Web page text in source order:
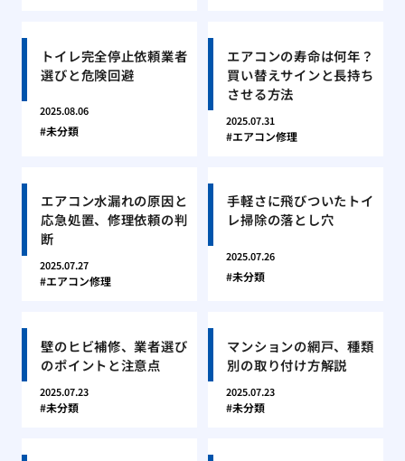
トイレ完全停止依頼業者
選びと危険回避
2025.08.06
未分類
エアコンの寿命は何年？
買い替えサインと長持ち
させる方法
2025.07.31
エアコン修理
エアコン水漏れの原因と
応急処置、修理依頼の判
断
2025.07.27
エアコン修理
手軽さに飛びついたトイ
レ掃除の落とし穴
2025.07.26
未分類
壁のヒビ補修、業者選び
のポイントと注意点
2025.07.23
未分類
マンションの網戸、種類
別の取り付け方解説
2025.07.23
未分類